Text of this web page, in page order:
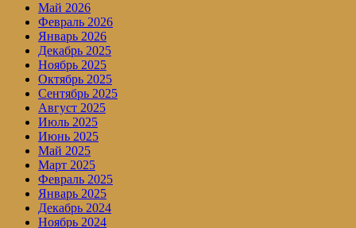
Май 2026
Февраль 2026
Январь 2026
Декабрь 2025
Ноябрь 2025
Октябрь 2025
Сентябрь 2025
Август 2025
Июль 2025
Июнь 2025
Май 2025
Март 2025
Февраль 2025
Январь 2025
Декабрь 2024
Ноябрь 2024